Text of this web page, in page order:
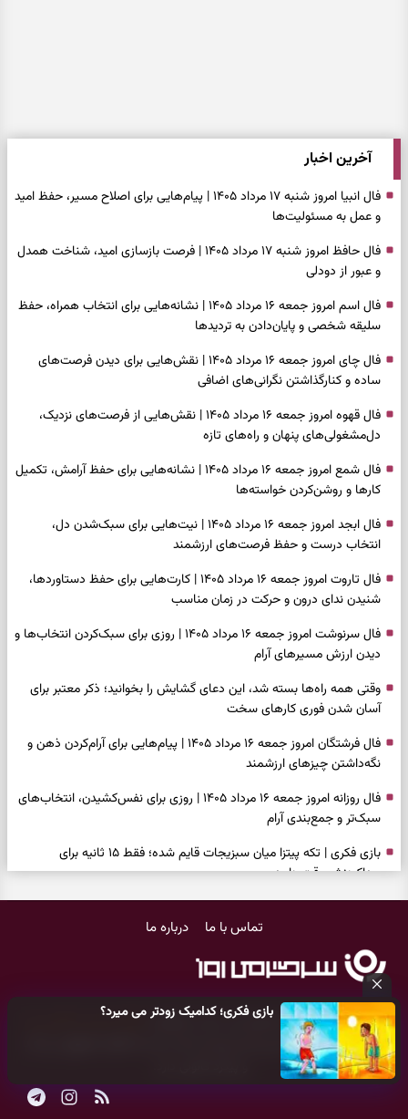
بازی فکری؛ کدامیک زودتر می میرد؟
آخرین اخبار
فال انبیا امروز شنبه ۱۷ مرداد ۱۴۰۵ | پیام‌هایی برای اصلاح مسیر، حفظ امید
و عمل به مسئولیت‌ها
فال حافظ امروز شنبه ۱۷ مرداد ۱۴۰۵ | فرصت بازسازی امید، شناخت همدل
و عبور از دودلی
فال اسم امروز جمعه ۱۶ مرداد ۱۴۰۵ | نشانه‌هایی برای انتخاب همراه، حفظ
سلیقه شخصی و پایان‌دادن به تردیدها
فال چای امروز جمعه ۱۶ مرداد ۱۴۰۵ | نقش‌هایی برای دیدن فرصت‌های
ساده و کنارگذاشتن نگرانی‌های اضافی
فال قهوه امروز جمعه ۱۶ مرداد ۱۴۰۵ | نقش‌هایی از فرصت‌های نزدیک،
دل‌مشغولی‌های پنهان و راه‌های تازه
فال شمع امروز جمعه ۱۶ مرداد ۱۴۰۵ | نشانه‌هایی برای حفظ آرامش، تکمیل
کارها و روشن‌کردن خواسته‌ها
فال ابجد امروز جمعه ۱۶ مرداد ۱۴۰۵ | نیت‌هایی برای سبک‌شدن دل،
انتخاب درست و حفظ فرصت‌های ارزشمند
فال تاروت امروز جمعه ۱۶ مرداد ۱۴۰۵ | کارت‌هایی برای حفظ دستاوردها،
شنیدن ندای درون و حرکت در زمان مناسب
فال سرنوشت امروز جمعه ۱۶ مرداد ۱۴۰۵ | روزی برای سبک‌کردن انتخاب‌ها و
دیدن ارزش مسیرهای آرام
وقتی همه راه‌ها بسته شد، این دعای گشایش را بخوانید؛ ذکر معتبر برای
آسان شدن فوری کارهای سخت
فال فرشتگان امروز جمعه ۱۶ مرداد ۱۴۰۵ | پیام‌هایی برای آرام‌کردن ذهن و
نگه‌داشتن چیزهای ارزشمند
فال روزانه امروز جمعه ۱۶ مرداد ۱۴۰۵ | روزی برای نفس‌کشیدن، انتخاب‌های
سبک‌تر و جمع‌بندی آرام
بازی فکری | تکه پیتزا میان سبزیجات قایم شده؛ فقط ۱۵ ثانیه برای
پیداکردنش وقت دارید
سنجیده و رهاشدن از انتظارهای بی‌نتیجه
طرز تهیه کوکو سبزی مجلسی | سبز، خوش‌عطر و برش‌خورده
شناخت فرصت واقعی و پایان‌دادن به تردیدها
تست شخصیت شناسی | کدام سکه‌ها زودتر چشمتان را گرفتند؟ انتخابتان
باارزش‌ترین چیز زندگی‌تان را نشان می‌دهد
فال سرنوشت امروز پنجشنبه ۱۵ مرداد ۱۴۰۵ | روزی برای حفظ دستاوردها و
تماس با ما درباره ما
کلیه حقوق مادی و معنوی این سایت متعلق بهپایگاه خبری سرگرمی روز
می‌باشد و هر گونه کپی‌برداری توسط دیگر سایت‌ها